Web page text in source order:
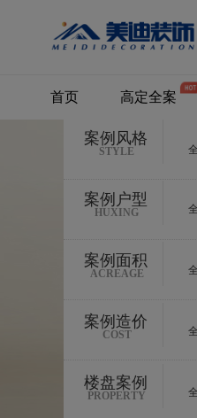
首页 高定全案
案例风格
STYLE
案例户型
HUXING
案例面积
ACREAGE
案例造价
COST
楼盘案例
PROPERTY